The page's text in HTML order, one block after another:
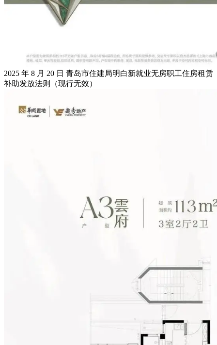
2025 年 8 月 20 日 青岛市住建局明白新就业无房职工住房租赁
补助发放法则（现行无效）